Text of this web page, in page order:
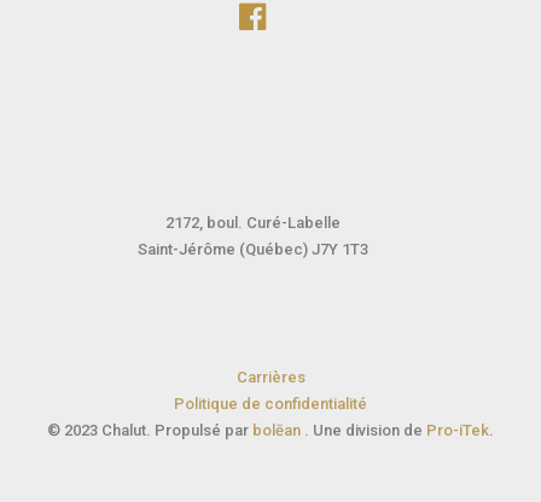
2172, boul. Curé-Labelle
Saint-Jérôme (Québec) J7Y 1T3
Carrières
Politique de confidentialité
© 2023 Chalut. Propulsé par bolēan . Une division de Pro-iTek.